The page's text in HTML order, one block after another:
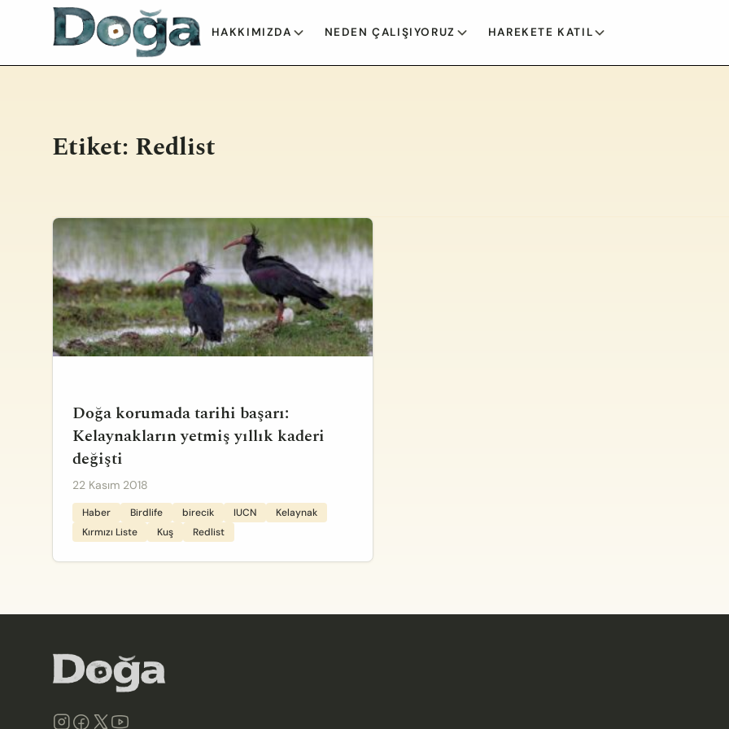
İçeriğe geç
HAKKIMIZDA NEDEN ÇALIŞIYORUZ HAREKETE KATIL
Etiket: Redlist
Doğa korumada tarihi başarı:
Kelaynakların yetmiş yıllık kaderi
değişti
22 Kasım 2018
Haber Birdlife birecik IUCN
Kelaynak
Kırmızı Liste
Kuş Redlist